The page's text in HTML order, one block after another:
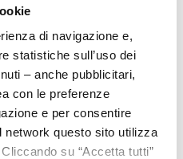
di navigazione e,
statistiche sull’uso dei
– anche pubblicitari,
con le preferenze
e per consentire
network questo sito utilizza
su “Accetta tutti”